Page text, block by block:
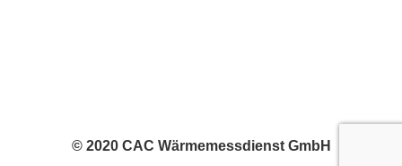
© 2020 CAC Wärmemessdienst GmbH